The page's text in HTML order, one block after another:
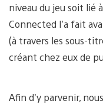
niveau du jeu soit lié
Connected l’a fait
(à travers les sous-
créant chez eux de
Afin d’y parvenir,